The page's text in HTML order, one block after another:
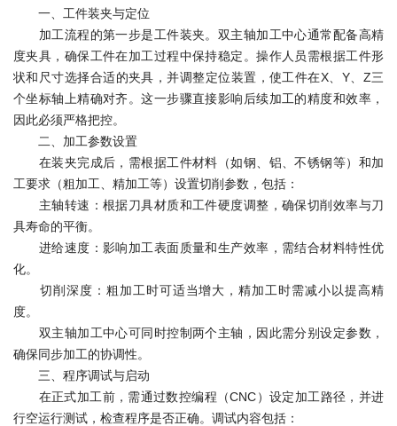
一、工件装夹与定位
加工流程的第一步是工件装夹。双主轴加工中心通常配备高精
度夹具，确保工件在加工过程中保持稳定。操作人员需根据工件形
状和尺寸选择合适的夹具，并调整定位装置，使工件在X、Y、Z三
个坐标轴上精确对齐。这一步骤直接影响后续加工的精度和效率，
因此必须严格把控。
二、加工参数设置
在装夹完成后，需根据工件材料（如钢、铝、不锈钢等）和加
工要求（粗加工、精加工等）设置切削参数，包括：
主轴转速：根据刀具材质和工件硬度调整，确保切削效率与刀
具寿命的平衡。
进给速度：影响加工表面质量和生产效率，需结合材料特性优
化。
切削深度：粗加工时可适当增大，精加工时需减小以提高精
度。
双主轴加工中心可同时控制两个主轴，因此需分别设定参数，
确保同步加工的协调性。
三、程序调试与启动
在正式加工前，需通过数控编程（CNC）设定加工路径，并进
行空运行测试，检查程序是否正确。调试内容包括：